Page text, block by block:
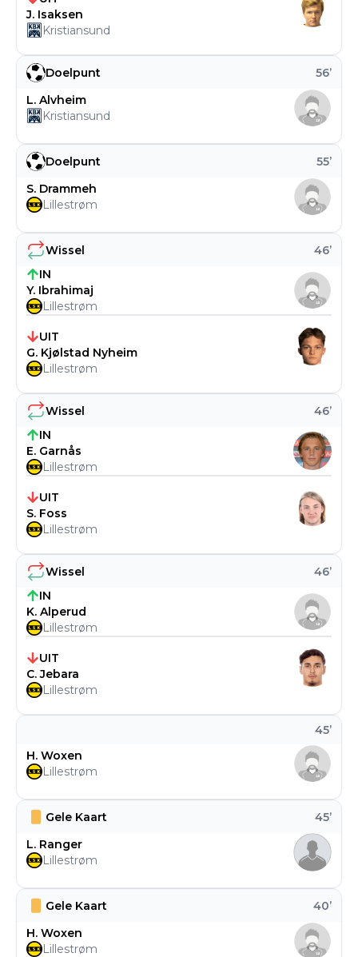
Gele Kaart 40’
H. Woxen
Lillestrøm
Gele Kaart 45’
L. Ranger
Lillestrøm
45’
H. Woxen
Lillestrøm
Wissel 46’
IN
K. Alperud
Lillestrøm
UIT
C. Jebara
Lillestrøm
Wissel 46’
IN
E. Garnås
Lillestrøm
UIT
S. Foss
Lillestrøm
Wissel 46’
IN
Y. Ibrahimaj
Lillestrøm
UIT
G. Kjølstad Nyheim
Lillestrøm
Doelpunt 55’
S. Drammeh
Lillestrøm
Doelpunt 56’
L. Alvheim
Kristiansund
J. Isaksen
Kristiansund